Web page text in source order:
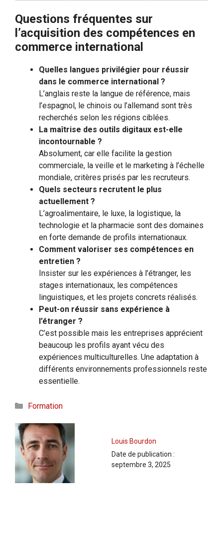
Questions fréquentes sur
l’acquisition des compétences en
commerce international
Quelles langues privilégier pour réussir
dans le commerce international ?
L’anglais reste la langue de référence, mais
l’espagnol, le chinois ou l’allemand sont très
recherchés selon les régions ciblées.
La maîtrise des outils digitaux est-elle
incontournable ?
Absolument, car elle facilite la gestion
commerciale, la veille et le marketing à l’échelle
mondiale, critères prisés par les recruteurs.
Quels secteurs recrutent le plus
actuellement ?
L’agroalimentaire, le luxe, la logistique, la
technologie et la pharmacie sont des domaines
en forte demande de profils internationaux.
Comment valoriser ses compétences en
entretien ?
Insister sur les expériences à l’étranger, les
stages internationaux, les compétences
linguistiques, et les projets concrets réalisés.
Peut-on réussir sans expérience à
l’étranger ?
C’est possible mais les entreprises apprécient
beaucoup les profils ayant vécu des
expériences multiculturelles. Une adaptation à
différents environnements professionnels reste
essentielle.
Catégories
Formation
Louis Bourdon
Date de publication :
septembre 3, 2025